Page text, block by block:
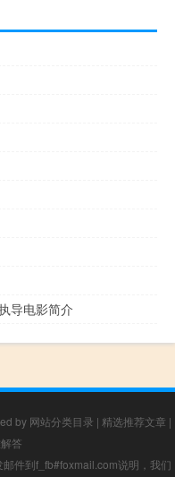
导电影简介
by 网站分类目录 | 精选推荐文章 |
答
件到f_fb#foxmail.com说明，我们